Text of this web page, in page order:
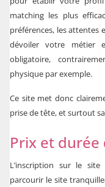
matching les plus
préférences, les attentes
dévoiler votre métier
obligatoire,
physique par exemple.
Ce site met donc
prise de tête, et surtout
Prix et durée
L’inscription sur le
parcourir le site